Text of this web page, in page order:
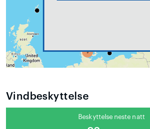
Vindbeskyttelse
Beskyttelse neste natt